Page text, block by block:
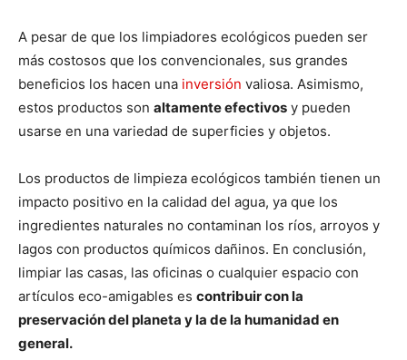
A pesar de que los limpiadores ecológicos pueden ser
más costosos que los convencionales, sus grandes
beneficios los hacen una inversión valiosa. Asimismo,
estos productos son altamente efectivos y pueden
usarse en una variedad de superficies y objetos.
Los productos de limpieza ecológicos también tienen un
impacto positivo en la calidad del agua, ya que los
ingredientes naturales no contaminan los ríos, arroyos y
lagos con productos químicos dañinos. En conclusión,
limpiar las casas, las oficinas o cualquier espacio con
artículos eco-amigables es contribuir con la
preservación del planeta y la de la humanidad en
general.